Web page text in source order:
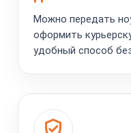
Можно передать
оформить
удобный способ